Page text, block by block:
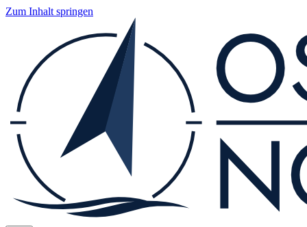
Zum Inhalt springen